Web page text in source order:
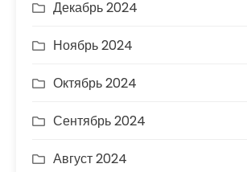
Декабрь 2024
Ноябрь 2024
Октябрь 2024
Сентябрь 2024
Август 2024